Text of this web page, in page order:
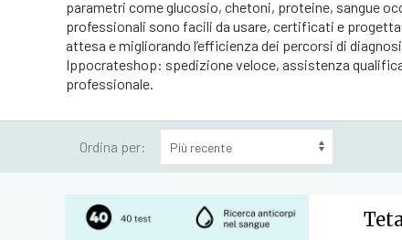
parametri come glucosio, chetoni, proteine, sangue
professionali sono facili da usare, certificati e
attesa e migliorando l’efficienza dei percorsi di
Ippocrateshop: spedizione veloce, assistenza
professionale.
Ordina per: